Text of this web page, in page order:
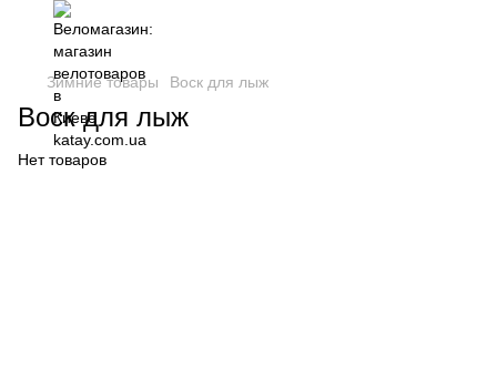
Зимние товары Воск для лыж
Воск для лыж
Нет товаров